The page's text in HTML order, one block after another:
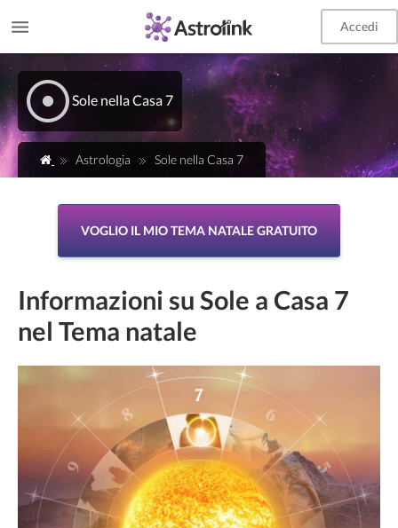
Accedi
Sole nella Casa 7
Astrologia Sole nella Casa 7
VOGLIO IL MIO TEMA NATALE GRATUITO
Informazioni su Sole a Casa 7
nel Tema natale